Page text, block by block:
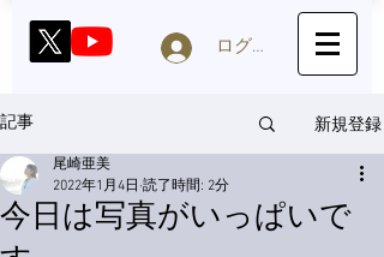
ログイン
記事 新規登録
今日は写真がいっぱいで
尾崎亜美
2022年1月4日 読了時間: 2分